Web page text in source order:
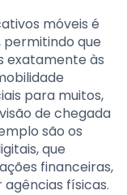
móveis é
permitindo que
exatamente às
para muitos,
de chegada
são os
que
financeiras,
físicas.